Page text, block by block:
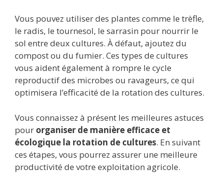
Vous pouvez utiliser des plantes comme le trèfle,
le radis, le tournesol, le sarrasin pour nourrir le
sol entre deux cultures. À défaut, ajoutez du
compost ou du fumier. Ces types de cultures
vous aident également à rompre le cycle
reproductif des microbes ou ravageurs, ce qui
optimisera l’efficacité de la rotation des cultures.
Vous connaissez à présent les meilleures astuces
pour organiser de manière efficace et
écologique la rotation de cultures. En suivant
ces étapes, vous pourrez assurer une meilleure
productivité de votre exploitation agricole.